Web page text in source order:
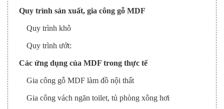
Quy trình sản xuất, gia công gỗ MDF
Quy trình khô
Quy trình ướt:
Các ứng dụng của MDF trong thực tế
Gia công gỗ MDF làm đồ nội thất
Gia công vách ngăn toilet, tủ phòng xông hơi